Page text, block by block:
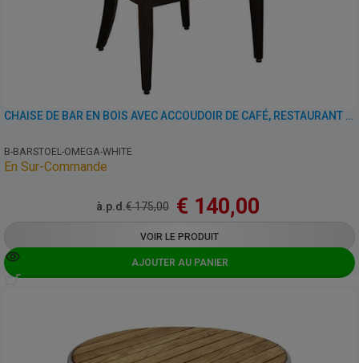
CHAISE DE BAR EN BOIS AVEC ACCOUDOIR DE CAFÉ, RESTAURANT ET HORECA – OMEGA – SIMILI CUIR
B-BARSTOEL-OMEGA-WHITE
En Sur-Commande
à.p.d.€175,00 € 140,00
VOIR LE PRODUIT
AJOUTER AU PANIER